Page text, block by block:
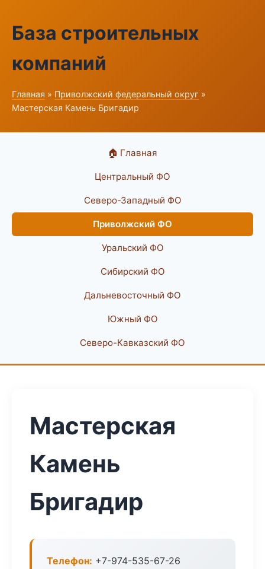
База строительных
компаний
Главная » Приволжский федеральный округ »
Мастерская Камень Бригадир
🏠 Главная
Центральный ФО
Северо-Западный ФО
Приволжский ФО
Уральский ФО
Сибирский ФО
Дальневосточный ФО
Южный ФО
Северо-Кавказский ФО
Мастерская
Камень
Бригадир
Телефон: +7-974-535-67-26